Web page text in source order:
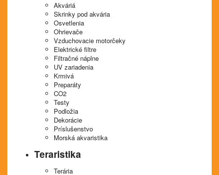
Akváriá
Skrinky pod akvária
Osvetlenia
Ohrievače
Vzduchovacie motorčeky
Elektrické filtre
Filtračné náplne
UV zariadenia
Krmivá
Preparáty
CO2
Testy
Podložia
Dekorácie
Príslušenstvo
Morská akvaristika
Teraristika
Terária